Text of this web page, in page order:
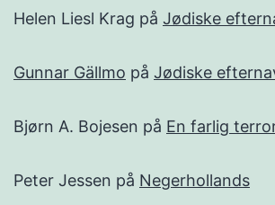
Helen Liesl Krag på Jødiske
Gunnar Gällmo på Jødiske
Bjørn A. Bojesen på En farlig
Peter Jessen på Negerhollands